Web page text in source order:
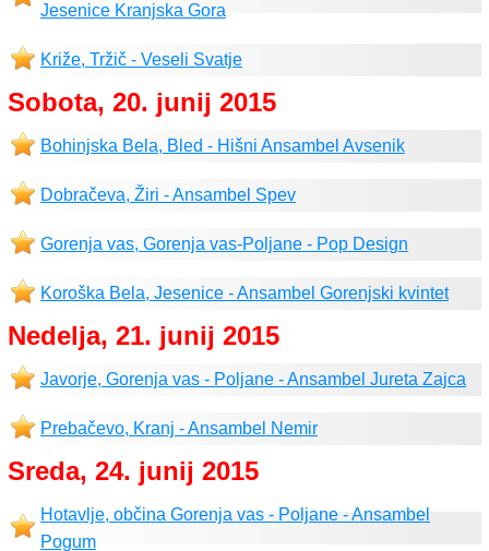
Jesenice Kranjska Gora
Križe, Tržič - Veseli Svatje
Sobota, 20. junij 2015
Bohinjska Bela, Bled - Hišni Ansambel Avsenik
Dobračeva, Žiri - Ansambel Spev
Gorenja vas, Gorenja vas-Poljane - Pop Design
Koroška Bela, Jesenice - Ansambel Gorenjski kvintet
Nedelja, 21. junij 2015
Javorje, Gorenja vas - Poljane - Ansambel Jureta Zajca
Prebačevo, Kranj - Ansambel Nemir
Sreda, 24. junij 2015
Hotavlje, občina Gorenja vas - Poljane - Ansambel
Pogum